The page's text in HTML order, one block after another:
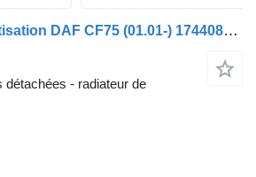
Radiateur de climatisation DAF CF75 (01.01-) 1744087 pour tracteur routier DAF LF45, LF55, LF180, CF65, CF75, CF85 (2001-)
détachées - radiateur de